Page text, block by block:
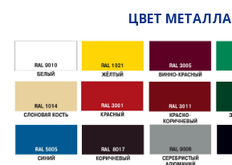
ЦВЕТ МЕТАЛЛА